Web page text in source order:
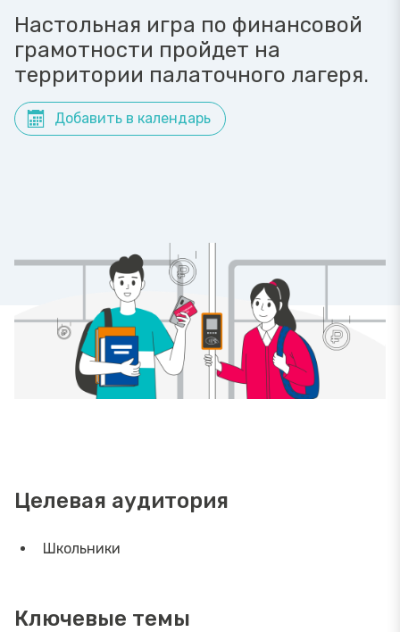
Настольная игра по финансовой
грамотности пройдет на
территории палаточного лагеря.
Добавить в календарь
Целевая аудитория
Школьники
Ключевые темы